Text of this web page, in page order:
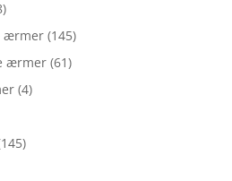
ærmer (145)
ærmer (61)
(4)